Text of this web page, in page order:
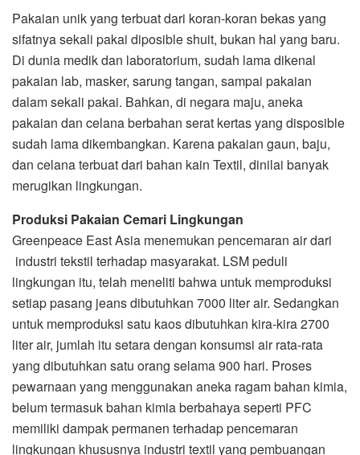
Pakaian unik yang terbuat dari koran-koran bekas yang
sifatnya sekali pakai diposible shuit, bukan hal yang baru.
Di dunia medik dan laboratorium, sudah lama dikenal
pakaian lab, masker, sarung tangan, sampai pakaian
dalam sekali pakai. Bahkan, di negara maju, aneka
pakaian dan celana berbahan serat kertas yang disposible
sudah lama dikembangkan. Karena pakaian gaun, baju,
dan celana terbuat dari bahan kain Textil, dinilai banyak
merugikan lingkungan.
Produksi Pakaian Cemari Lingkungan
Greenpeace East Asia menemukan pencemaran air dari
industri tekstil terhadap masyarakat. LSM peduli
lingkungan itu, telah meneliti bahwa untuk memproduksi
setiap pasang jeans dibutuhkan 7000 liter air. Sedangkan
untuk memproduksi satu kaos dibutuhkan kira-kira 2700
liter air, jumlah itu setara dengan konsumsi air rata-rata
yang dibutuhkan satu orang selama 900 hari. Proses
pewarnaan yang menggunakan aneka ragam bahan kimia,
belum termasuk bahan kimia berbahaya seperti PFC
memiliki dampak permanen terhadap pencemaran
lingkungan khususnya industri textil yang pembuangan